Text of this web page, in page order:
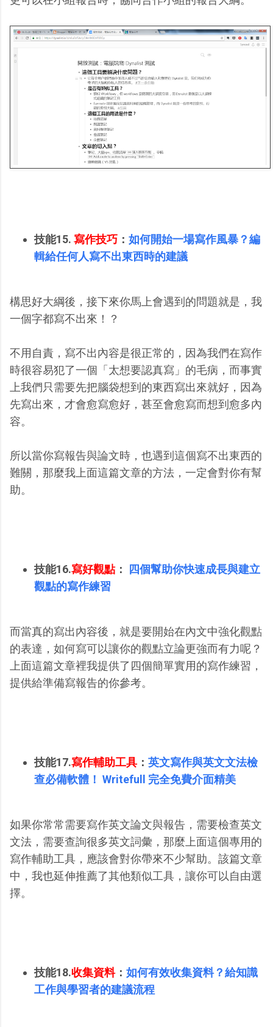
技能15.寫作技巧 ： 如何開始一場寫作風暴？編
輯給任何人寫不出東西時的建議
構思好大綱後，接下來你馬上會遇到的問題就是，我
一個字都寫不出來！？
不用自責，寫不出內容是很正常的，因為我們在寫作
時很容易犯了一個「太想要認真寫」的毛病，而事實
上我們只需要先把腦袋想到的東西寫出來就好，因為
先寫出來，才會愈寫愈好，甚至會愈寫而想到愈多內
容。
所以當你寫報告與論文時，也遇到這個寫不出東西的
難關，那麼我上面這篇文章的方法，一定會對你有幫
助。
技能16.寫好觀點：
四個幫助你快速成長與建立
觀點的寫作練習
而當真的寫出內容後，就是要開始在內文中強化觀點
的表達，如何寫可以讓你的觀點立論更強而有力呢？
上面這篇文章裡我提供了四個簡單實用的寫作練習，
提供給準備寫報告的你參考。
技能17.寫作輔助工具 ： 英文寫作與英文文法檢
查必備軟體！ Writefull 完全免費介面精美
如果你常常需要寫作英文論文與報告，需要檢查英文
文法，需要查詢很多英文詞彙，那麼上面這個專用的
寫作輔助工具，應該會對你帶來不少幫助。該篇文章
中，我也延伸推薦了其他類似工具，讓你可以自由選
擇。
技能18.收集資料： 如何有效收集資料？給知識
工作與學習者的建議流程